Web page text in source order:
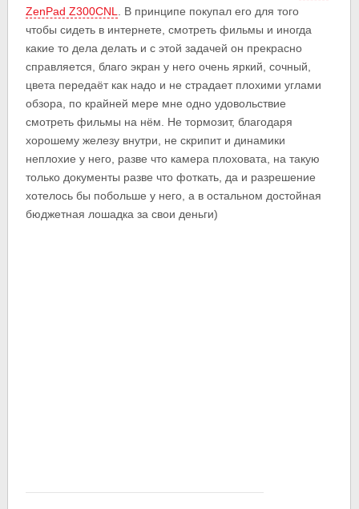
ZenPad Z300CNL
. В принципе покупал его для того
чтобы сидеть в интернете, смотреть фильмы и иногда
какие то дела делать и с этой задачей он прекрасно
справляется, благо экран у него очень яркий, сочный,
цвета передаёт как надо и не страдает плохими углами
обзора, по крайней мере мне одно удовольствие
смотреть фильмы на нём. Не тормозит, благодаря
хорошему железу внутри, не скрипит и динамики
неплохие у него, разве что камера плоховата, на такую
только документы разве что фоткать, да и разрешение
хотелось бы побольше у него, а в остальном достойная
бюджетная лошадка за свои деньги)